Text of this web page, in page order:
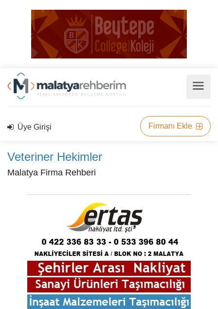
Üye Girişi Firmanı Ekle
Veteriner Hekimler
Malatya Firma Rehberi